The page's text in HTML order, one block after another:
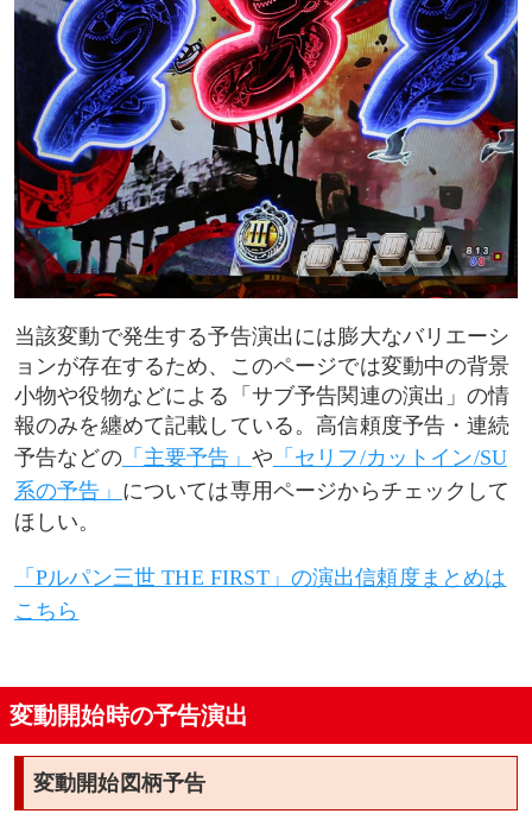
可動時の色
特殊SE予告
画面振動予告
チャンスランプ予告
小物・ミニアイテム系予告
花吹雪予告
予告状予告
敵機爆破予告
敵機アイコン
看板
蝶々
当該変動で発生する予告演出には膨大なバリエーシ
ョンが存在するため、このページでは変動中の背景
小物や役物などによる「サブ予告関連の演出」の情
報のみを纏めて記載している。高信頼度予告・連続
予告などの「主要予告」 や 「セリフ/カットイン/SU
系の予告」 については専用ページからチェックして
ほしい。
「Pルパン三世 THE FIRST」の演出信頼度まとめは
こちら
変動開始時の予告演出
変動開始図柄予告